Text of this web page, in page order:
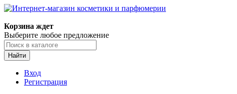
Корзина ждет
Выберите любое предложение
Найти
Вход
Регистрация